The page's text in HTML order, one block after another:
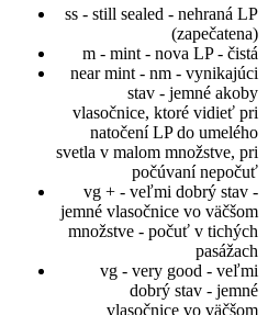
ss - still sealed - nehraná LP
(zapečatena)
m - mint - nova LP - čistá
near mint - nm - vynikajúci
stav - jemné akoby
vlasočnice, ktoré vidieť pri
natočení LP do umelého
svetla v malom množstve, pri
počúvaní nepočuť
vg + - veľmi dobrý stav -
jemné vlasočnice vo väčšom
množstve - počuť v tichých
pasážach
vg - very good - veľmi
dobrý stav - jemné
vlasočnice vo väčšom